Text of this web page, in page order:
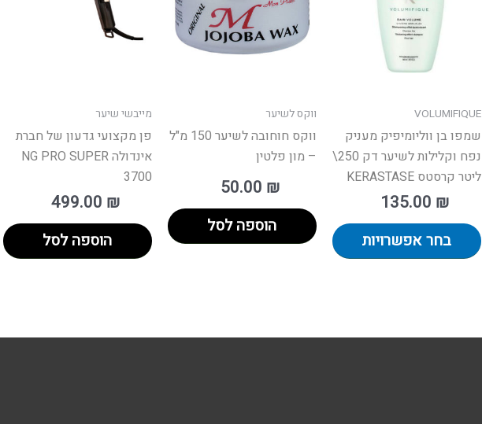
VOLUMIFIQUE
שמפו בן ווליומיפיק מעניק
נפח וקלילות לשיער דק 250\
ליטר קרסטס KERASTASE
135.00 ₪
בחר אפשרויות
סוגים.
בעמוד
המוצר
ווקס לשיער
ווקס חוחובה לשיער 150 מ"ל
– מון פלטין
50.00 ₪
הוספה לסל
מייבשי שיער
פן מקצועי גדעון של חברת
אינדולה NG PRO SUPER
3700
499.00 ₪
הוספה לסל